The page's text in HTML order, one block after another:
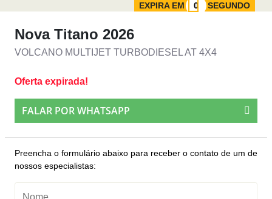
EXPIRA EM SEGUNDO
Nova Titano 2026
VOLCANO MULTIJET TURBODIESEL AT 4X4
Oferta expirada!
FALAR POR WHATSAPP
Preencha o formulário abaixo para receber o contato de um de
nossos especialistas: